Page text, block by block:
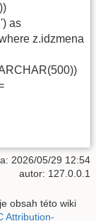
as
z.idzmena
2026/05/29 12:54
autor: 127.0.0.1
obsah této wiki
Attribution-